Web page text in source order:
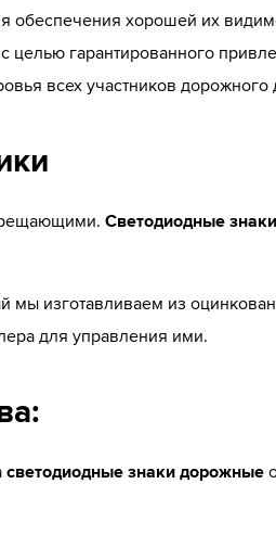
хорошей их
с целью гарантированного
всех участников
Светодиодные знаки
мы изготавливаем из
для управления ими.
светодиодные знаки дорожные